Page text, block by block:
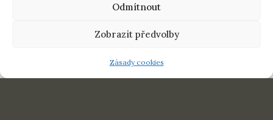
Odmítnout
Zobrazit předvolby
Zásady cookies